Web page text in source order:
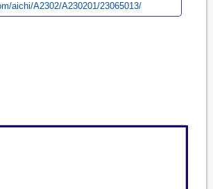
aichi/A2302/A230201/23065013/